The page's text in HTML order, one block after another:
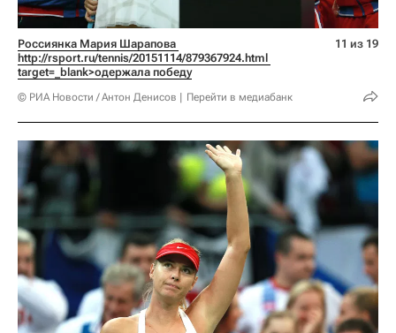
http://rsport.ru/tennis/20151114/879367924.html
target=_blank>одержала победу
© РИА Новости / Антон Денисов Перейти в медиабанк
11 из 19